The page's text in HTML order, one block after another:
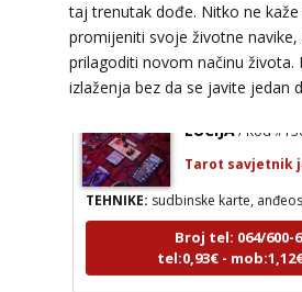
taj trenutak dođe. Nitko ne
promijeniti svoje životne
prilagoditi novom načinu života.
izlaženja bez da se javite jedan
Tarot savjetnik
TEHNIKE:sudbinske karte,
Broj tel: 064/600-
tel:0,93€ -